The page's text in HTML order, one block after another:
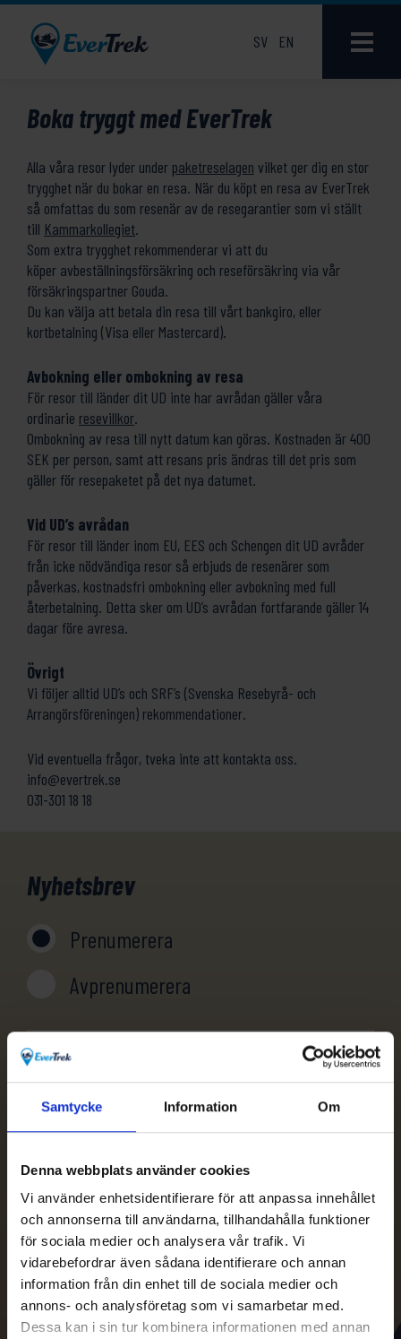
Samtycke Information Om
Denna webbplats använder cookies
Vi använder enhetsidentifierare för att anpassa innehållet
och annonserna till användarna, tillhandahålla funktioner
för sociala medier och analysera vår trafik. Vi
vidarebefordrar även sådana identifierare och annan
information från din enhet till de sociala medier och
annons- och analysföretag som vi samarbetar med.
Dessa kan i sin tur kombinera informationen med annan
SV EN
Boka tryggt med EverTrek
Alla våra resor lyder under paketreselagen vilket ger dig en stor
trygghet när du bokar en resa. När du köpt en resa av EverTrek
så omfattas du som resenär av de resegarantier som vi ställt
till Kammarkollegiet.
Som extra trygghet rekommenderar vi att du
köper avbeställningsförsäkring och reseförsäkring via vår
försäkringspartner Gouda.
Du kan välja att betala din resa till vårt bankgiro, eller
kortbetalning (Visa eller Mastercard).
Avbokning eller ombokning av resa
För resor till länder dit UD inte har avrådan gäller våra
ordinarie resevillkor.
Ombokning av resa till nytt datum kan göras. Kostnaden är 400
SEK per person, samt att resans pris ändras till det pris som
gäller för resepaketet på det nya datumet.
Vid UD’s avrådan
För resor till länder inom EU, EES och Schengen dit UD avråder
från icke nödvändiga resor så erbjuds de resenärer som
påverkas, kostnadsfri ombokning eller avbokning med full
återbetalning. Detta sker om UD’s avrådan fortfarande gäller 14
dagar före avresa.
Övrigt
Vi följer alltid UD’s och SRF’s (Svenska Resebyrå- och
Arrangörsföreningen) rekommendationer.
Vid eventuella frågor, tveka inte att kontakta oss.
info@evertrek.se
031-301 18 18
Nyhetsbrev
Prenumerera
Avprenumerera